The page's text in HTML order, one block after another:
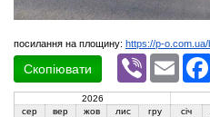
посилання на площину: https://p-
Скопіювати
Viber Email
2026
сер
вер жов лис гру січ